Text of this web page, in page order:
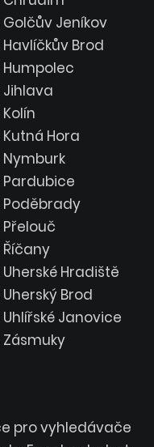
Jeníkov
Brod
Hora
Hradiště
Brod
Janovice
pro vyhledávače